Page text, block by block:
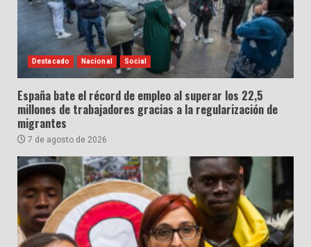
Destacado Nacional Social
España bate el récord de empleo al superar los 22,5
millones de trabajadores gracias a la regularización de
migrantes
7 de agosto de 2026